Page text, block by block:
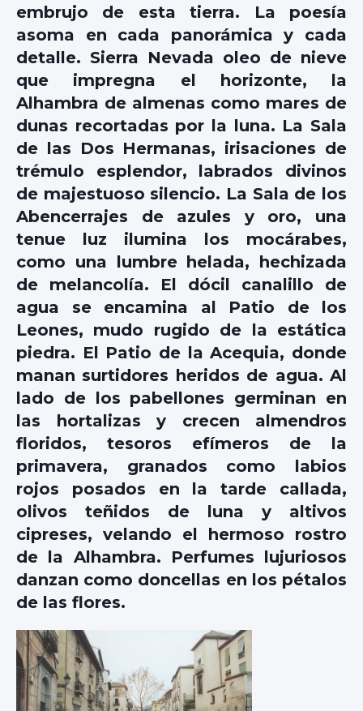
embrujo de esta tierra. La poesía
asoma en cada panorámica y cada
detalle. Sierra Nevada oleo de nieve
que impregna el horizonte, la
Alhambra de almenas como mares de
dunas recortadas por la luna. La Sala
de las Dos Hermanas, irisaciones de
trémulo esplendor, labrados divinos
de majestuoso silencio. La Sala de los
Abencerrajes de azules y oro, una
tenue luz ilumina los mocárabes,
como una lumbre helada, hechizada
de melancolía. El dócil canalillo de
agua se encamina al Patio de los
Leones, mudo rugido de la estática
piedra. El Patio de la Acequia, donde
manan surtidores heridos de agua. Al
lado de los pabellones germinan en
las hortalizas y crecen almendros
floridos, tesoros efímeros de la
primavera, granados como labios
rojos posados en la tarde callada,
olivos teñidos de luna y altivos
cipreses, velando el hermoso rostro
de la Alhambra. Perfumes lujuriosos
danzan como doncellas en los pétalos
de las flores.